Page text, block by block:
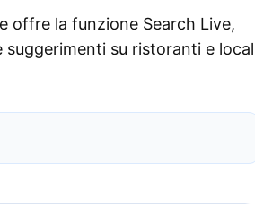
offre la funzione Search Live,
su ristoranti e